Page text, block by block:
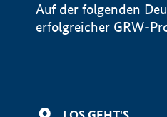
Auf der folgenden
erfolgreicher GRW-